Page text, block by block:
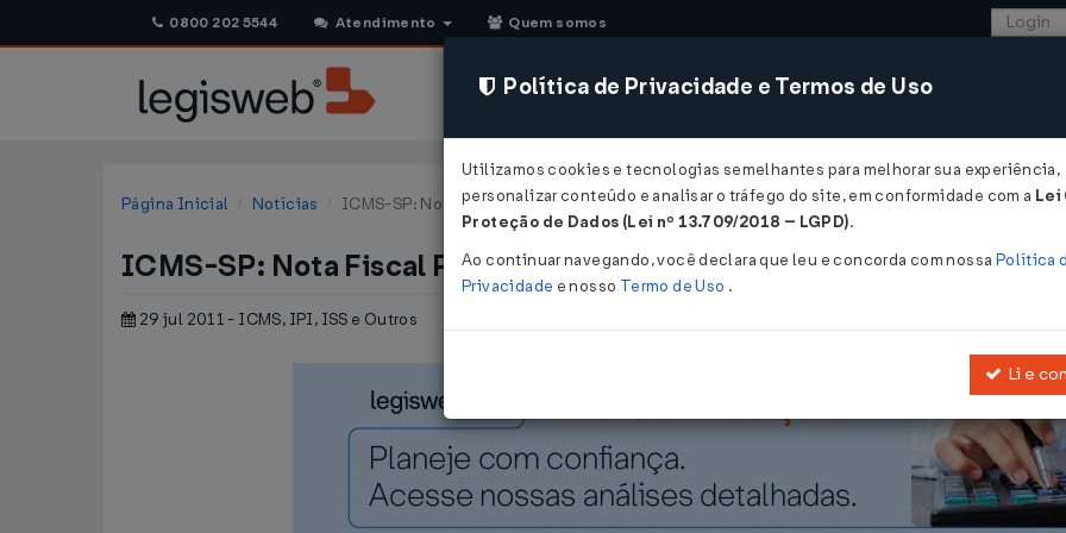
0800 202 5544 Atendimento Quem somos
CONSULTORIA SISTEMAS COMÉRCIO
Página Inicial Notícias ICMS-SP: Nota Fiscal Paulista agregará novas configurações a partir de agosto...
ICMS-SP: Nota Fiscal Paulista agregará novas configurações a
29 jul 2011 - ICMS, IPI, ISS e Outros
Política de Privacidade e Termos de Uso
Utilizamos cookies e tecnologias semelhantes para melhorar sua experiência,
personalizar conteúdo e analisar o tráfego do site, em conformidade com a Lei
Proteção de Dados (Lei nº 13.709/2018 – LGPD).
Ao continuar navegando, você declara que leu e concorda com nossa Política
Privacidade e nosso Termo de Uso .
Li e